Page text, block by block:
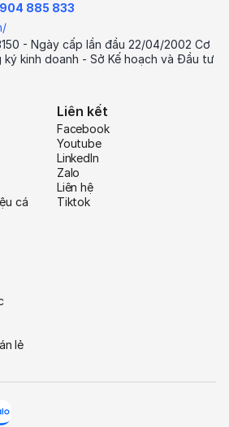
885 833
- Ngày cấp lần đầu 22/04/2002 Cơ
kinh doanh - Sở Kế hoạch và Đầu tư
cá
Liên kết
Facebook
Youtube
LinkedIn
Zalo
Liên hệ
Tiktok
lẻ